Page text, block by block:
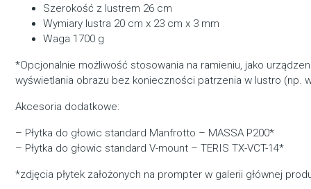
Szerokość z lustrem 26 cm
Wymiary lustra 20 cm x 23 cm x 3 mm
Waga 1700 g
*Opcjonalnie możliwość stosowania na ramieniu, jako
wyświetlania obrazu bez konieczności patrzenia w lustro (np.
Akcesoria dodatkowe:
– Płytka do głowic standard Manfrotto – MASSA P200*
– Płytka do głowic standard V-mount – TERIS TX-VCT-14*
*zdjęcia płytek założonych na prompter w galerii głównej